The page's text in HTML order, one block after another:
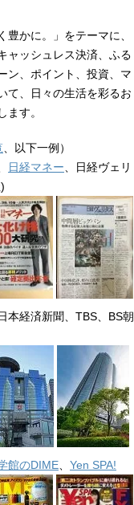
豊かに。」をテーマに、
ャッシュレス決済、ふる
ン、ポイント、投資、マ
て、日々の生活を彩るお
ます。
、以下一例）
日経マネー 、日経ヴェリ
本経済新聞、TBS、BS朝
館のDIME Yen SPA!